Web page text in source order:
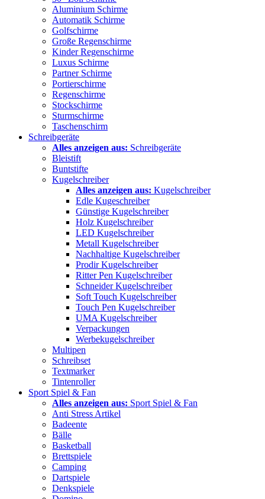
Aluminium Schirme
Automatik Schirme
Golfschirme
Große Regenschirme
Kinder Regenschirme
Luxus Schirme
Partner Schirme
Portierschirme
Regenschirme
Stockschirme
Sturmschirme
Taschenschirm
Schreibgeräte
Alles anzeigen aus: Schreibgeräte
Bleistift
Buntstifte
Kugelschreiber
Alles anzeigen aus: Kugelschreiber
Edle Kugeschreiber
Günstige Kugelschreiber
Holz Kugelschreiber
LED Kugelschreiber
Metall Kugelschreiber
Nachhaltige Kugelschreiber
Prodir Kugelschreiber
Ritter Pen Kugelschreiber
Schneider Kugelschreiber
Soft Touch Kugelschreiber
Touch Pen Kugelschreiber
UMA Kugelschreiber
Verpackungen
Werbekugelschreiber
Multipen
Schreibset
Textmarker
Tintenroller
Sport Spiel & Fan
Alles anzeigen aus: Sport Spiel & Fan
Anti Stress Artikel
Badeente
Bälle
Basketball
Brettspiele
Camping
Dartspiele
Denkspiele